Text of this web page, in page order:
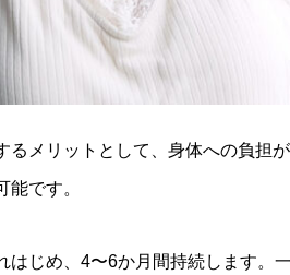
るメリットとして、身体への負担
です。
はじめ、4〜6か月間持続します